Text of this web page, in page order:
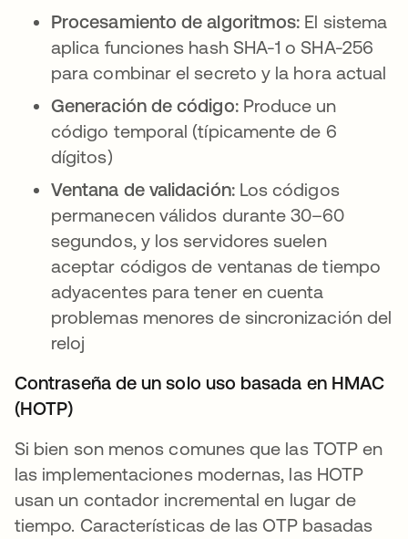
Procesamiento de algoritmos: El sistema
aplica funciones hash SHA-1 o SHA-256
para combinar el secreto y la hora actual
Generación de código:Produce un
código temporal (típicamente de 6
dígitos)
Ventana de validación:Los códigos
permanecen válidos durante 30–60
segundos, y los servidores suelen
aceptar códigos de ventanas de tiempo
adyacentes para tener en cuenta
problemas menores de sincronización del
reloj
Contraseña de un solo uso basada en HMAC
(HOTP)
Si bien son menos comunes que las TOTP en
las implementaciones modernas, las HOTP
usan un contador incremental en lugar de
tiempo. Características de las OTP basadas